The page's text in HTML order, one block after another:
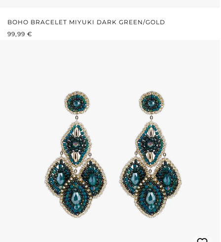
BOHO BRACELET MIYUKI DARK GREEN/GOLD
REGULÄRER PREIS:
99,99 €